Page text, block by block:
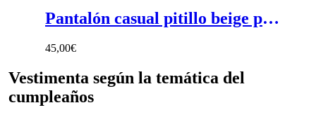
Pantalón casual pitillo beige para niño - Pantalón pitillo niño en beige con trabillas y bolsillos
45,00€
Vestimenta según la temática del
cumpleaños